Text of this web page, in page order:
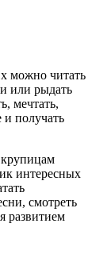
можно читать
или рыдать
мечтать,
и получать
интересных
смотреть
развитием